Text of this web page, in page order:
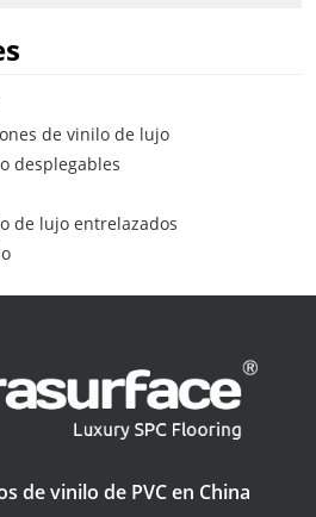
de vinilo de lujo
desplegables
de lujo entrelazados
de vinilo de PVC en China